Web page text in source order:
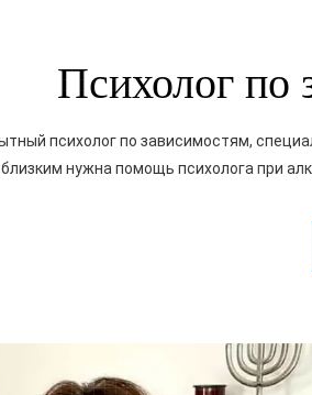
Психолог по
психолог по зависимостям,
нужна помощь психолога при